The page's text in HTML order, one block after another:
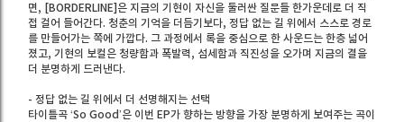
면, [BORDERLINE]은 지금의 기현이 자신을 둘러싼 질문들 한가운데로 더 직
접 걸어 들어간다. 청춘의 기억을 더듬기보다, 정답 없는 길 위에서 스스로 경로
를 만들어가는 쪽에 가깝다. 그 과정에서 록을 중심으로 한 사운드는 한층 넓어
졌고, 기현의 보컬은 청량함과 폭발력, 섬세함과 직진성을 오가며 지금의 결을
더 분명하게 드러낸다.
- 정답 없는 길 위에서 더 선명해지는 선택
타이틀곡 ‘So Good’은 이번 EP가 향하는 방향을 가장 분명하게 보여주는 곡이